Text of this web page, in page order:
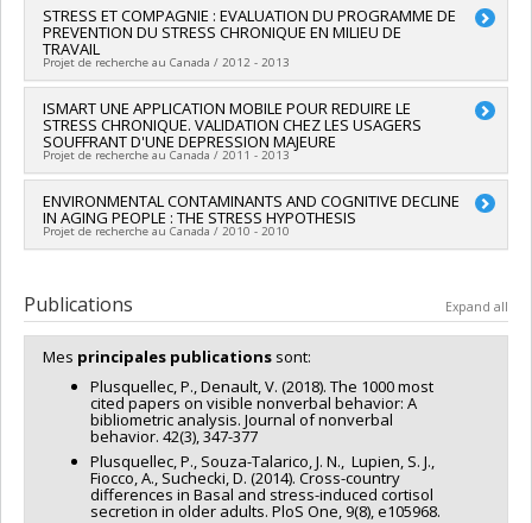
Lead researcher :Pierrich Plusquellec
Funding sources:FRQS/Fonds de recherche du Québec -
Santé (FRSQ)
Grant programs:PVXXXXXX-Bourse de chercheur-boursier :
Junior 2
STRESS ET COMPAGNIE : EVALUATION DU PROGRAMME DE
PREVENTION DU STRESS CHRONIQUE EN MILIEU DE
TRAVAIL
Projet de recherche au Canada / 2012 - 2013
Lead researcher :Pierrich Plusquellec
Funding sources:Fondation de l’IUSMM
Grant programs:
ISMART UNE APPLICATION MOBILE POUR REDUIRE LE
STRESS CHRONIQUE. VALIDATION CHEZ LES USAGERS
SOUFFRANT D'UNE DEPRESSION MAJEURE
Projet de recherche au Canada / 2011 - 2013
Lead researcher :Pierrich Plusquellec
Funding sources: Fondation de l’IUSMM
Grant programs:
ENVIRONMENTAL CONTAMINANTS AND COGNITIVE DECLINE
IN AGING PEOPLE : THE STRESS HYPOTHESIS
Projet de recherche au Canada / 2010 - 2010
Publications Expand all
Mes principales publications sont:
Plusquellec, P., Denault, V. (2018). The 1000 most
cited papers on visible nonverbal behavior: A
bibliometric analysis. Journal of nonverbal
behavior. 42(3), 347-377
Plusquellec, P., Souza-Talarico, J. N., Lupien, S. J.,
Fiocco, A., Suchecki, D. (2014). Cross-country
differences in Basal and stress-induced cortisol
secretion in older adults. PloS One, 9(8), e105968.